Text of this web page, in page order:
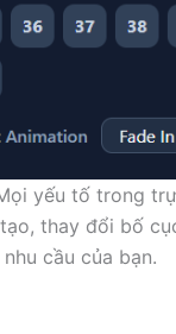
yếu tố trong
thay đổi bố
cầu của bạn.